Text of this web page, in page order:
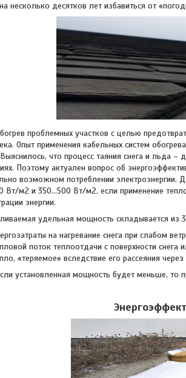
несколько десятков лет избавиться от
проблемных участков с целью
Опыт применения кабельных систем
что процесс таяния снега и льда
Поэтому актуален вопрос об
возможном потреблении электроэнергии.
Вт/м2 и 350…500 Вт/м2, если применение
энергии.
удельная мощность складывается из
на нагревание снега при слабом
поток теплоотдачи с поверхности
«теряемое» вследствие его рассеяния
мощность будет меньше, то